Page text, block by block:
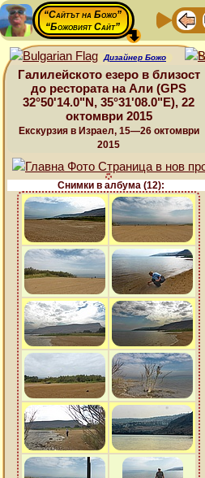
“Сайтът на Божо”
“Божовият Сайт”
Дизайнер Божо
Галилейското езеро в близост
до рестората на Али (GPS
32°50'14.0"N, 35°31'08.0"E), 22
октомври 2015
Екскурзия в Израел, 15—26 октомври
2015
Снимки в албума (12):